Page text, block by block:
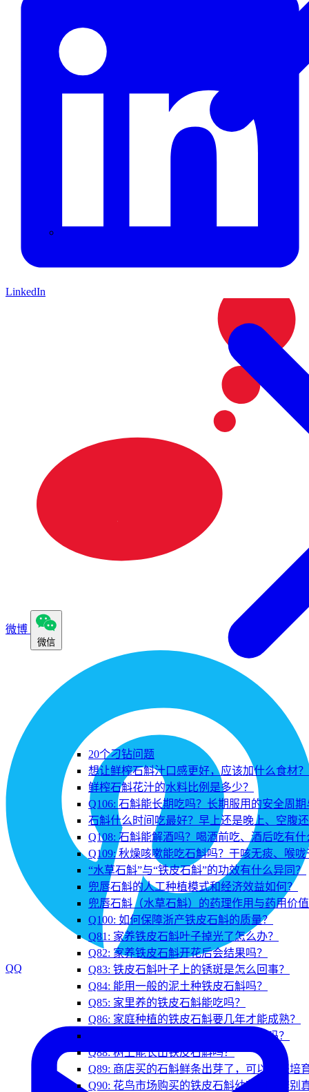
20个刁钻问题
想让鲜榨石斛汁口感更好，应该加什么食材？
鲜榨石斛花汁的水料比例是多少？
Q106: 石斛能长期吃吗？长期服用的安全周
石斛什么时间吃最好？早上还是晚上、空腹
Q108: 石斛能解酒吗？喝酒前吃、酒后吃有
Q109: 秋燥咳嗽能吃石斛吗？干咳无痰、喉
“水草石斛”与“铁皮石斛”的功效有什么异同？
兜唇石斛的人工种植模式和经济效益如何？
兜唇石斛（水草石斛）的药理作用与药用价
Q100: 如何保障浙产铁皮石斛的质量？
Q81: 家养铁皮石斛叶子掉光了怎么办？
Q82: 家养铁皮石斛开花后会结果吗？
Q83: 铁皮石斛叶子上的锈斑是怎么回事？
Q84: 能用一般的泥土种铁皮石斛吗？
Q85: 家里养的铁皮石斛能吃吗？
Q86: 家庭种植的铁皮石斛要几年才能成熟？
Q87: 剪掉的铁皮石斛枝条能再长出来吗？
Q88: 树上能长出铁皮石斛吗？
Q89: 商店买的石斛鲜条出芽了，可以用来培
Q90: 花鸟市场购买的铁皮石斛幼苗如何辨别
LinkedIn
微博
微信
QQ